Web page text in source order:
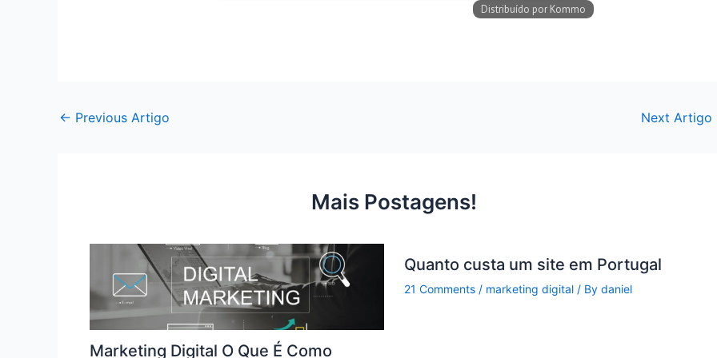
← Previous Artigo Next Artigo
Mais Postagens!
Marketing Digital O Que É Como
Quanto custa um site em Portugal
21 Comments / marketing digital/ By daniel